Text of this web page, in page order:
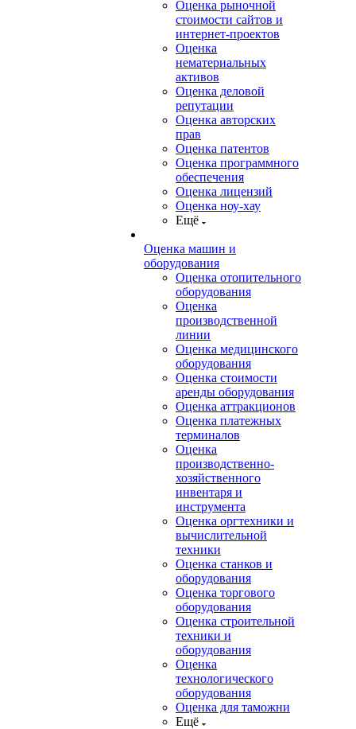
Оценка рыночной
стоимости сайтов и
интернет-проектов
Оценка
нематериальных
активов
Оценка деловой
репутации
Оценка авторских
прав
Оценка патентов
Оценка программного
обеспечения
Оценка лицензий
Оценка ноу-хау
Ещё
Оценка машин и
оборудования
Оценка отопительного
оборудования
Оценка
производственной
линии
Оценка медицинского
оборудования
Оценка стоимости
аренды оборудования
Оценка аттракционов
Оценка платежных
терминалов
Оценка
производственно-
хозяйственного
инвентаря и
инструмента
Оценка оргтехники и
вычислительной
техники
Оценка станков и
оборудования
Оценка торгового
оборудования
Оценка строительной
техники и
оборудования
Оценка
технологического
оборудования
Оценка для таможни
Ещё